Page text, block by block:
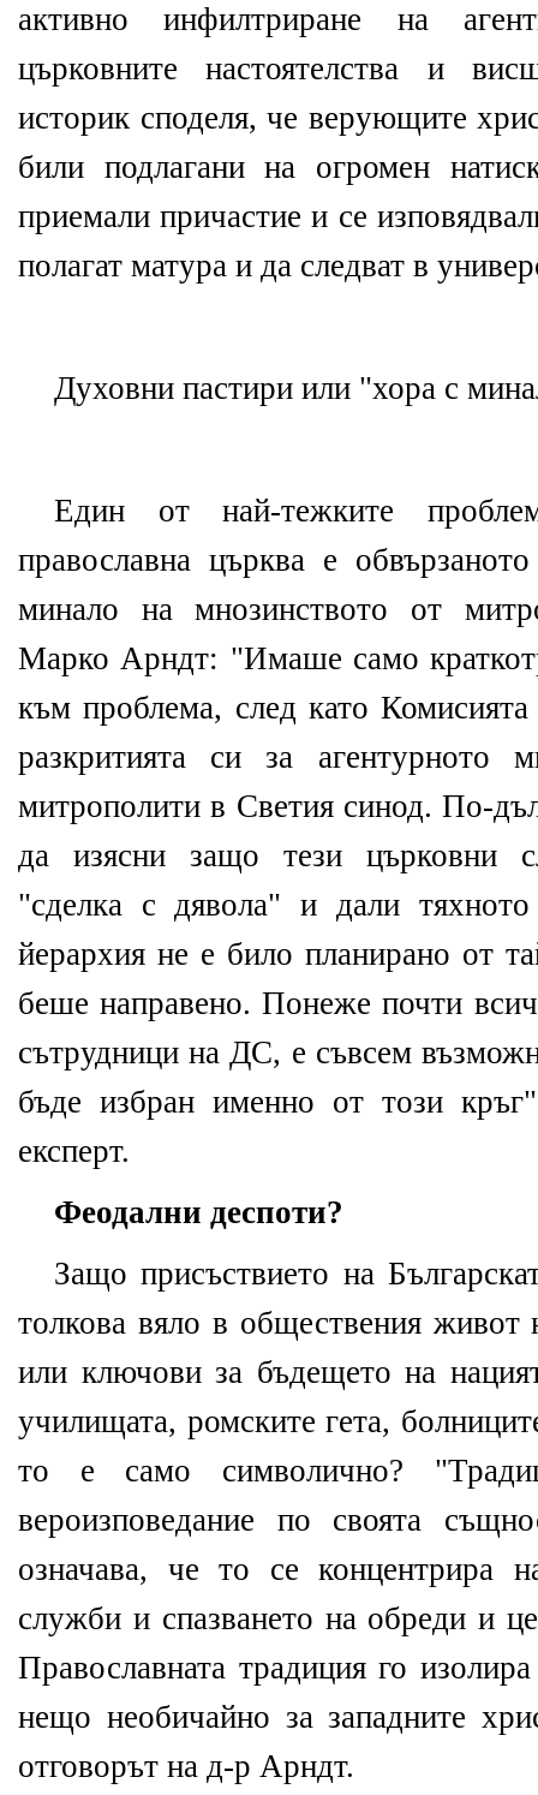
активно инфилтриране на
църковните настоятелства и
историк споделя, че верующите
били подлагани на огромен
приемали причастие и се
полагат матура и да следват в
Духовни пастири или "хора с
Един от най-тежките
православна църква е
минало на мнозинството от
Марко Арндт: "Имаше само
към проблема, след като
разкритията си за
митрополити в Светия синод. По-
да изясни защо тези църковни
"сделка с дявола" и дали тяхното
йерархия не е било планирано от
беше направено. Понеже почти
сътрудници на ДС, е съвсем
бъде избран именно от този
експерт.
Феодални деспоти?
Защо присъствието на
толкова вяло в обществения живот
или ключови за бъдещето на
училищата, ромските гета,
то е само символично?
вероизповедание по своята
означава, че то се концентрира
служби и спазването на обреди и
Православната традиция го
нещо необичайно за западните
отговорът на д-р Арндт.